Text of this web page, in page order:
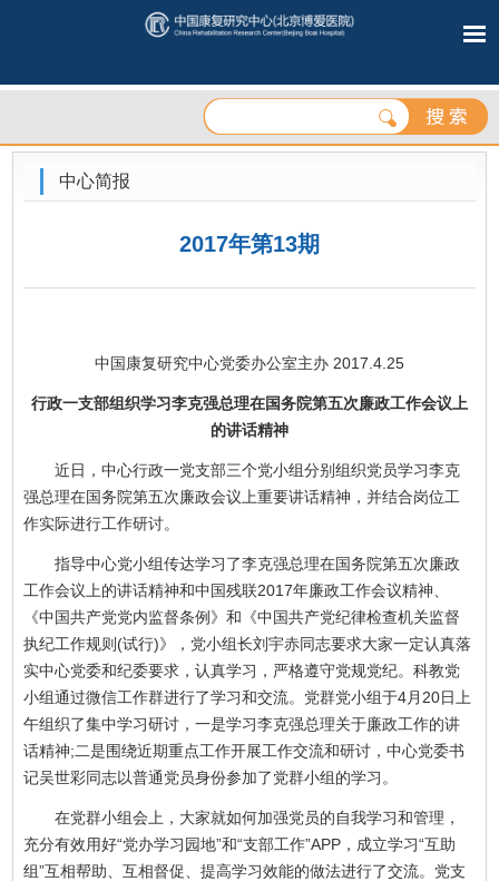
中心简报
2017年第13期
中国康复研究中心党委办公室主办 2017.4.25
行政一支部组织学习李克强总理在国务院第五次廉政工作会议上
的讲话精神
近日，中心行政一党支部三个党小组分别组织党员学习李克
强总理在国务院第五次廉政会议上重要讲话精神，并结合岗位工
作实际进行工作研讨。
指导中心党小组传达学习了李克强总理在国务院第五次廉政
工作会议上的讲话精神和中国残联2017年廉政工作会议精神、
《中国共产党党内监督条例》和《中国共产党纪律检查机关监督
执纪工作规则(试行)》，党小组长刘宇赤同志要求大家一定认真落
实中心党委和纪委要求，认真学习，严格遵守党规党纪。科教党
小组通过微信工作群进行了学习和交流。党群党小组于4月20日上
午组织了集中学习研讨，一是学习李克强总理关于廉政工作的讲
话精神;二是围绕近期重点工作开展工作交流和研讨，中心党委书
记吴世彩同志以普通党员身份参加了党群小组的学习。
在党群小组会上，大家就如何加强党员的自我学习和管理，
充分有效用好“党办学习园地”和“支部工作”APP，成立学习“互助
组”互相帮助、互相督促、提高学习效能的做法进行了交流。党支